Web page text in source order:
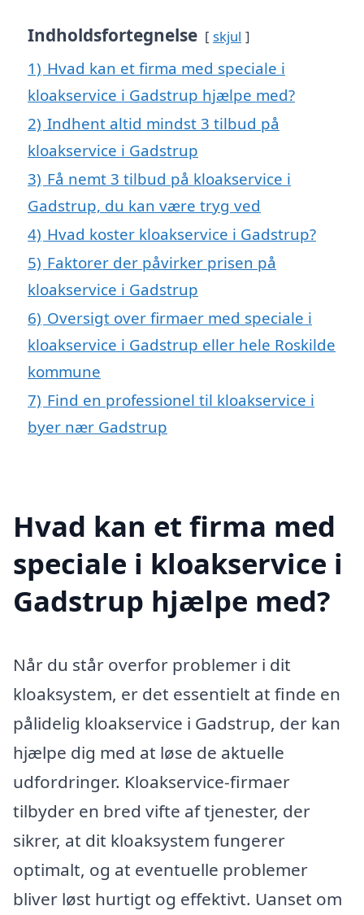
Indholdsfortegnelse skjul
1) Hvad kan et firma med speciale i
kloakservice i Gadstrup hjælpe med?
2) Indhent altid mindst 3 tilbud på
kloakservice i Gadstrup
3) Få nemt 3 tilbud på kloakservice i
Gadstrup, du kan være tryg ved
4) Hvad koster kloakservice i Gadstrup?
5) Faktorer der påvirker prisen på
kloakservice i Gadstrup
6) Oversigt over firmaer med speciale i
kloakservice i Gadstrup eller hele Roskilde
kommune
7) Find en professionel til kloakservice i
byer nær Gadstrup
Hvad kan et firma med
speciale i kloakservice i
Gadstrup hjælpe med?
Når du står overfor problemer i dit
kloaksystem, er det essentielt at finde en
pålidelig kloakservice i Gadstrup, der kan
hjælpe dig med at løse de aktuelle
udfordringer. Kloakservice-firmaer
tilbyder en bred vifte af tjenester, der
sikrer, at dit kloaksystem fungerer
optimalt, og at eventuelle problemer
bliver løst hurtigt og effektivt. Uanset om